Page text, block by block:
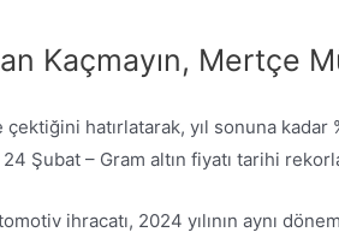
Kaçmayın, Mertçe
hatırlatarak, yıl sonuna
Şubat – Gram altın fiyatı tarihi
ihracatı, 2024 yılının aynı